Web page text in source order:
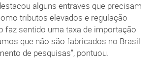
alguns entraves que precisam
tributos elevados e regulação
faz sentido uma taxa de importação
que não são fabricados no Brasil
de pesquisas”, pontuou.